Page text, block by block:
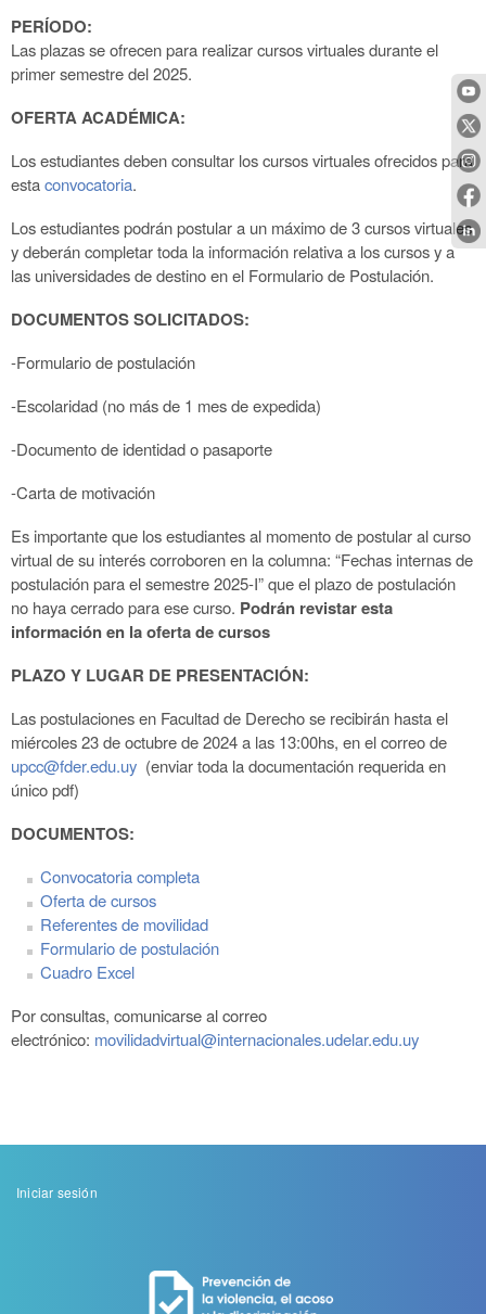
PERÍODO:
Las plazas se ofrecen para realizar cursos virtuales durante el
primer semestre del 2025.
OFERTA ACADÉMICA:
Los estudiantes deben consultar loscursos virtuales ofrecidospara
estaconvocatoria.
Los estudiantes podrán postular a un máximo de 3 cursos virtuales
y deberán completartoda la información relativa a los cursos y a
las universidades de destino en el Formulario de Postulación.
DOCUMENTOS SOLICITADOS:
-Formulario de postulación
-Escolaridad (no más de 1 mes de expedida)
-Documento de identidad o pasaporte
-Carta de motivación
Es importante que los estudiantes al momento de postular al curso
virtual de su interéscorroboren en la columna: “Fechas internas de
postulación para el semestre 2025-I” que elplazo de postulación
no haya cerrado para ese curso. Podrán revistar esta
información en la oferta de cursos
PLAZO Y LUGAR DE PRESENTACIÓN:
Las postulaciones en Facultad de Derecho se recibirán hasta el
miércoles 23 de octubre de 2024 a las 13:00hs, en el correo de
upcc@fder.edu.uy (enviar toda la documentación requerida en
único pdf)
DOCUMENTOS:
Convocatoria completa
Oferta de cursos
Referentes de movilidad
Formulario de postulación
Cuadro Excel
Por consultas, comunicarse al correo
electrónico: movilidadvirtual@internacionales.udelar.edu.uy
Menu
Iniciar sesión